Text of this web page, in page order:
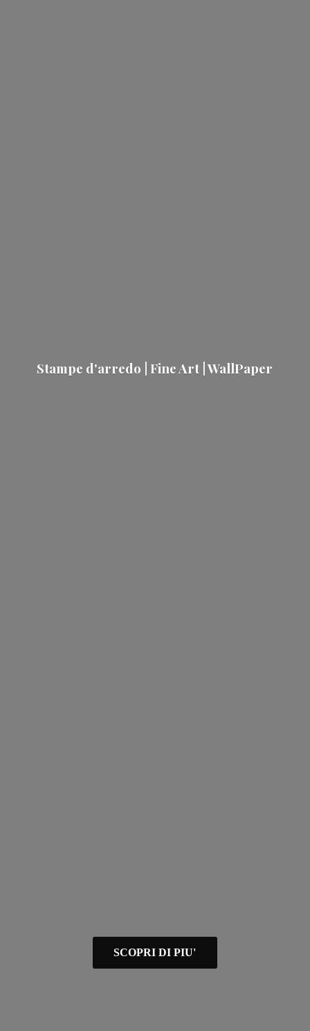
Stampe d'arredo | Fine Art | WallPaper
SCOPRI DI PIU'